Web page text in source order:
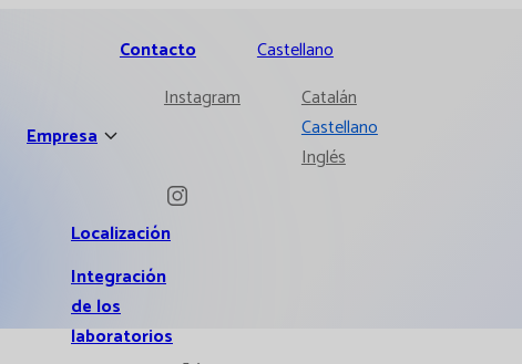
Empresa
Localización
Integración
de los
laboratorios
Contacto
Instagram
Castellano
Catalán
Castellano
Inglés